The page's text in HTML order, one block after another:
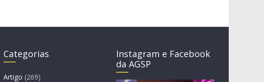
Categorias
Artigo (269)
Instagram e Facebook
da AGSP